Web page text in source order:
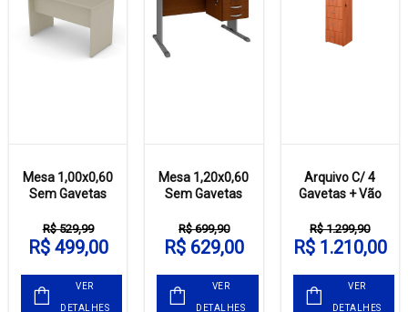
Mesa 1,00x0,60
Sem Gavetas
R$ 529,99
R$ 499,00
VER
DETALHES
Mesa 1,20x0,60
Sem Gavetas
R$ 699,90
R$ 629,00
VER
DETALHES
Arquivo C/ 4
Gavetas + Vão
R$ 1.299,90
R$ 1.210,00
VER
DETALHES